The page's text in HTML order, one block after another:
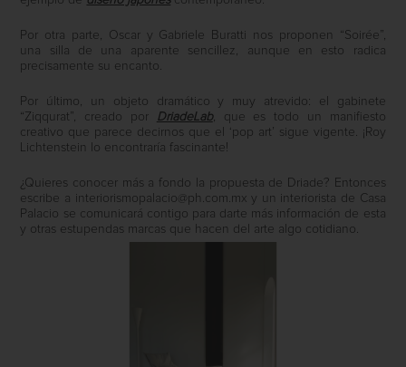
Por otra parte, Oscar y Gabriele Buratti nos proponen “Soirée”,
una silla de una aparente sencillez, aunque en esto radica
precisamente su encanto.
Por último, un objeto dramático y muy atrevido: el gabinete
“Ziqqurat”, creado por DriadeLab, que es todo un manifiesto
creativo que parece decirnos que el ‘pop art’ sigue vigente. ¡Roy
Lichtenstein lo encontraría fascinante!
¿Quieres conocer más a fondo la propuesta de Driade? Entonces
escribe a interiorismopalacio@ph.com.mx y un interiorista de Casa
Palacio se comunicará contigo para darte más información de esta
y otras estupendas marcas que hacen del arte algo cotidiano.